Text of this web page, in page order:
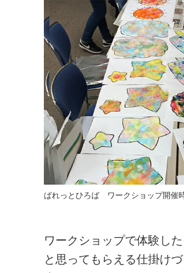
ぱれっとひろば ワークショップ開催
ワークショップで体験し
と思ってもらえる仕掛け